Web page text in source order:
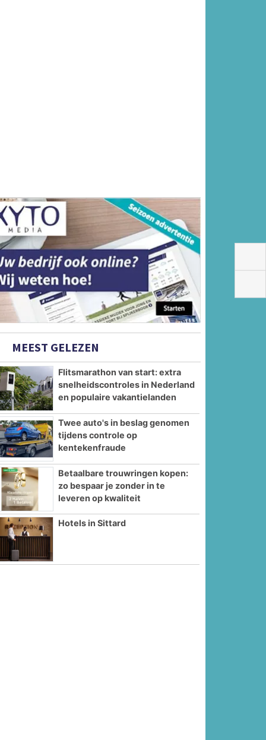
MEEST GELEZEN
Flitsmarathon van start: extra
snelheidscontroles in Nederland
en populaire vakantielanden
Twee auto's in beslag genomen
tijdens controle op
kentekenfraude
Betaalbare trouwringen kopen:
zo bespaar je zonder in te
leveren op kwaliteit
Hotels in Sittard